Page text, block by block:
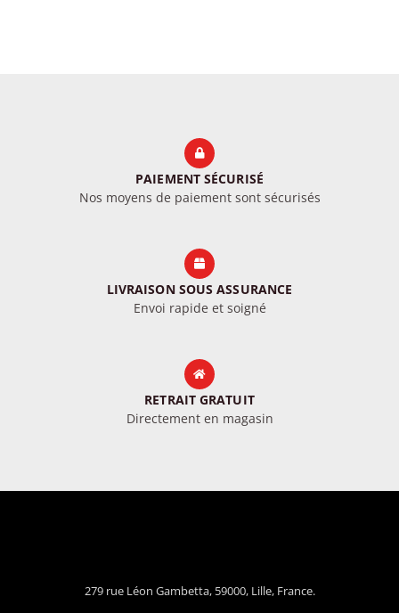
PAIEMENT SÉCURISÉ
Nos moyens de paiement sont sécurisés
LIVRAISON SOUS ASSURANCE
Envoi rapide et soigné
RETRAIT GRATUIT
Directement en magasin
279 rue Léon Gambetta, 59000, Lille, France.